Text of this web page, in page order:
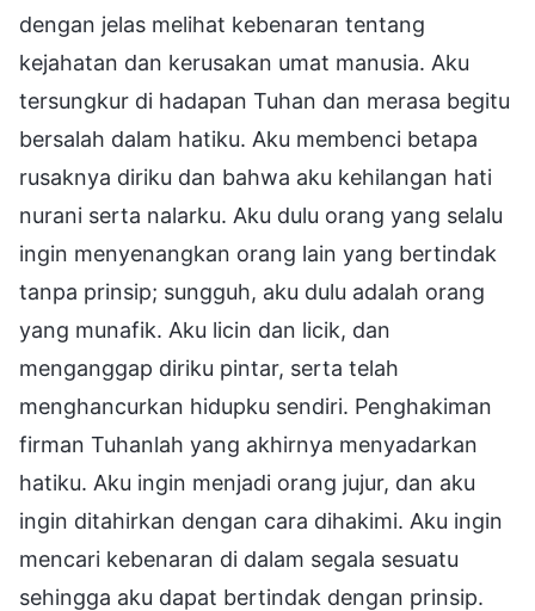
dengan jelas melihat kebenaran tentang
kejahatan dan kerusakan umat manusia. Aku
tersungkur di hadapan Tuhan dan merasa begitu
bersalah dalam hatiku. Aku membenci betapa
rusaknya diriku dan bahwa aku kehilangan hati
nurani serta nalarku. Aku dulu orang yang selalu
ingin menyenangkan orang lain yang bertindak
tanpa prinsip; sungguh, aku dulu adalah orang
yang munafik. Aku licin dan licik, dan
menganggap diriku pintar, serta telah
menghancurkan hidupku sendiri. Penghakiman
firman Tuhanlah yang akhirnya menyadarkan
hatiku. Aku ingin menjadi orang jujur, dan aku
ingin ditahirkan dengan cara dihakimi. Aku ingin
mencari kebenaran di dalam segala sesuatu
sehingga aku dapat bertindak dengan prinsip.